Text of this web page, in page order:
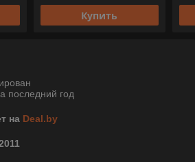
Купить
последний год
на Deal.by